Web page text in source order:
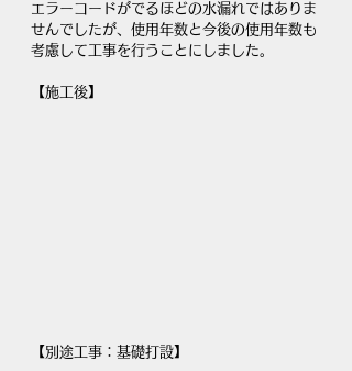
エラーコードがでるほどの水漏れではありま
せんでしたが、使用年数と今後の使用年数も
考慮して工事を行うことにしました。
【施工後】
【別途工事：基礎打設】